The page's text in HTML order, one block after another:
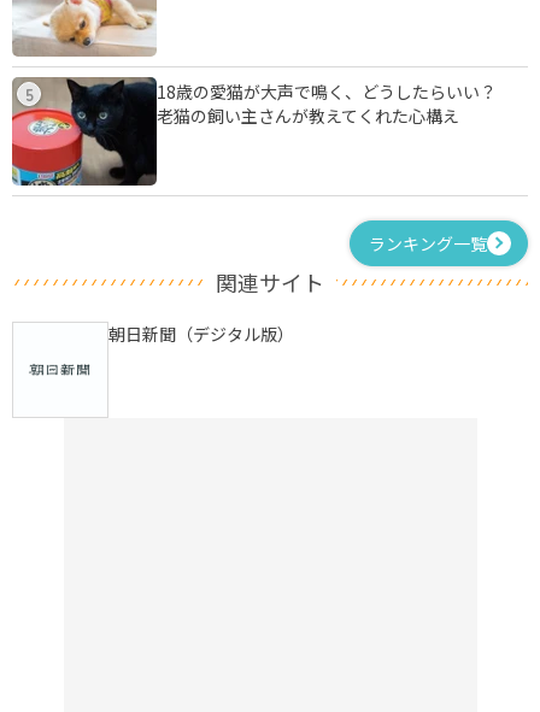
5
18歳の愛猫が大声で鳴く、どうしたらいい？
老猫の飼い主さんが教えてくれた心構え
ランキング一覧
関連サイト
朝日新聞（デジタル版）